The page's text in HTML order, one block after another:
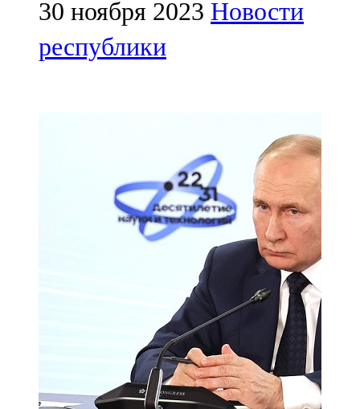
106,2 FM
Минзәлә
100,0 FM
Нурлат
107,8 FM
30 ноября 2023 Новости
республики